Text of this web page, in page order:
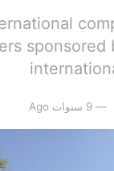
sponsored
9 سنوات Ago